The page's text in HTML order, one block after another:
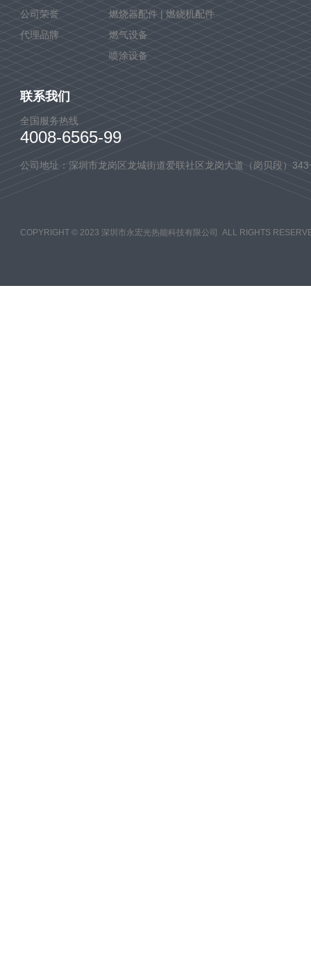
公司荣誉
代理品牌
燃烧器配件 | 燃烧机配件
燃气设备
喷涂设备
联系我们
全国服务热线
4008-6565-99
公司地址：深圳市龙岗区龙城街道爱联社区龙岗大道（岗贝段）343
COPYRIGHT © 2023 深圳市永宏光热能科技有限公司 ALL RIGHTS